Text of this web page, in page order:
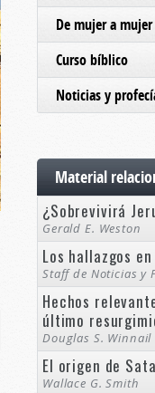
De mujer a mujer
Curso bíblico
Noticias y
Material
¿Sobrevivirá
Gerald E. Weston
Los hallazgos
Staff de Noticias y
Hechos
último
Douglas S. Winnail
El origen de
Wallace G. Smith